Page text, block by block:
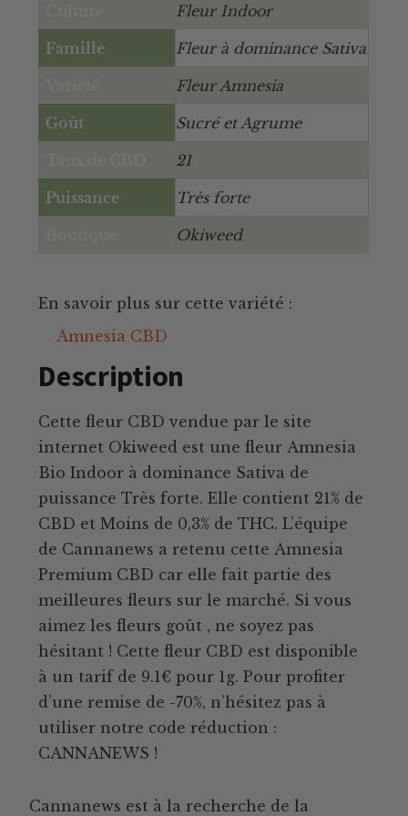
Fleur Indoor
Famille Fleur à dominance Sativa
Fleur Amnesia
Goût Sucré et Agrume
21
Puissance Très forte
Okiweed
En savoir plus sur cette variété :
Amnesia CBD
Description
Cette fleur CBD vendue par le site
internet Okiweed est une fleur Amnesia
Bio Indoor à dominance Sativa de
puissance Très forte. Elle contient 21% de
CBD et Moins de 0,3% de THC. L’équipe
de Cannanews a retenu cette Amnesia
Premium CBD car elle fait partie des
meilleures fleurs sur le marché. Si vous
aimez les fleurs goût , ne soyez pas
hésitant ! Cette fleur CBD est disponible
à un tarif de 9.1€ pour 1g. Pour profiter
d’une remise de -70%, n’hésitez pas à
utiliser notre code réduction :
CANNANEWS !
Cannanews est à la recherche de la